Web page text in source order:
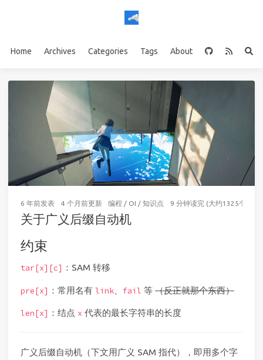
Home Archives Categories Tags About
6 年前发表 4 个月前更新 编程 / OI / 知识点 9 分钟读完 (大约1325个字)
关于广义后缀自动机
约束
tar[x][c] ：SAM 转移
pre[x] ：常用名有 link fail 等 （反正就那个东西）
len[x] ：结点 x 代表的最长字符串的长度
广义后缀自动机（下文用广义 SAM 指代），即用多个字